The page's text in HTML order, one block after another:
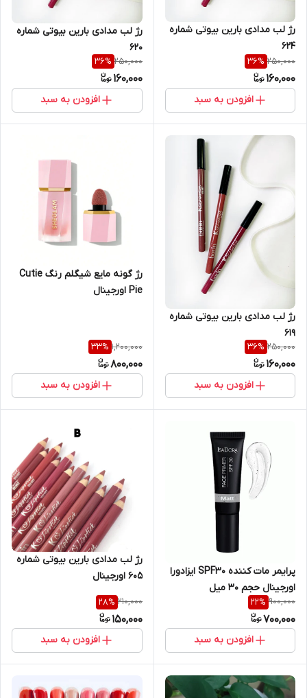
رژ لب مدادی بارین بیوتی شماره
۶۲۴
250,000
36%
160,000
افزودن به سبد
رژ لب مدادی بارین بیوتی شماره
۶۲۰
250,000
36%
160,000
افزودن به سبد
رژ لب مدادی بارین بیوتی شماره
۶۱۹
250,000
36%
160,000
افزودن به سبد
رژ گونه مایع شیگلم رنگ Cutie
Pie اورجینال
1,200,000
33%
800,000
افزودن به سبد
پرایمر مات کننده SPF30 ایزادورا
اورجینال حجم ۳۰ میل
900,000
22%
700,000
افزودن به سبد
رژ لب مدادی بارین بیوتی شماره
۶۰۵ اورجینال
210,000
28%
150,000
افزودن به سبد